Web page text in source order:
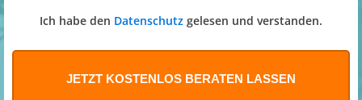
Ich habe den Datenschutz gelesen und verstanden.